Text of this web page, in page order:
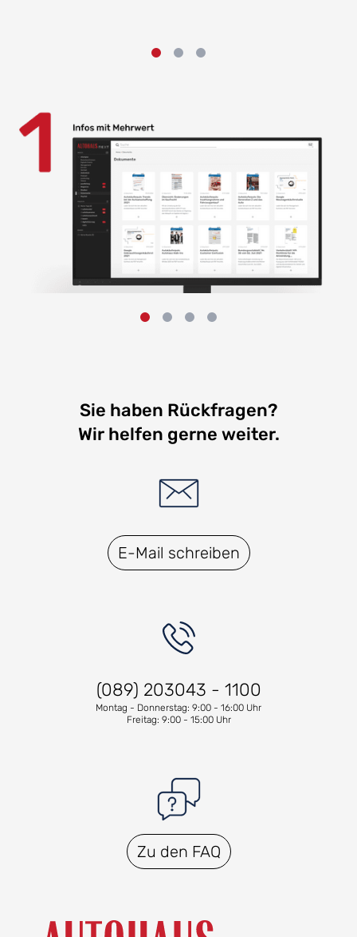
Sie haben Rückfragen?
Wir helfen gerne weiter.
E-Mail schreiben
(089) 203043 - 1100
Montag - Donnerstag: 9:00 - 16:00 Uhr
Freitag: 9:00 - 15:00 Uhr
Zu den FAQ